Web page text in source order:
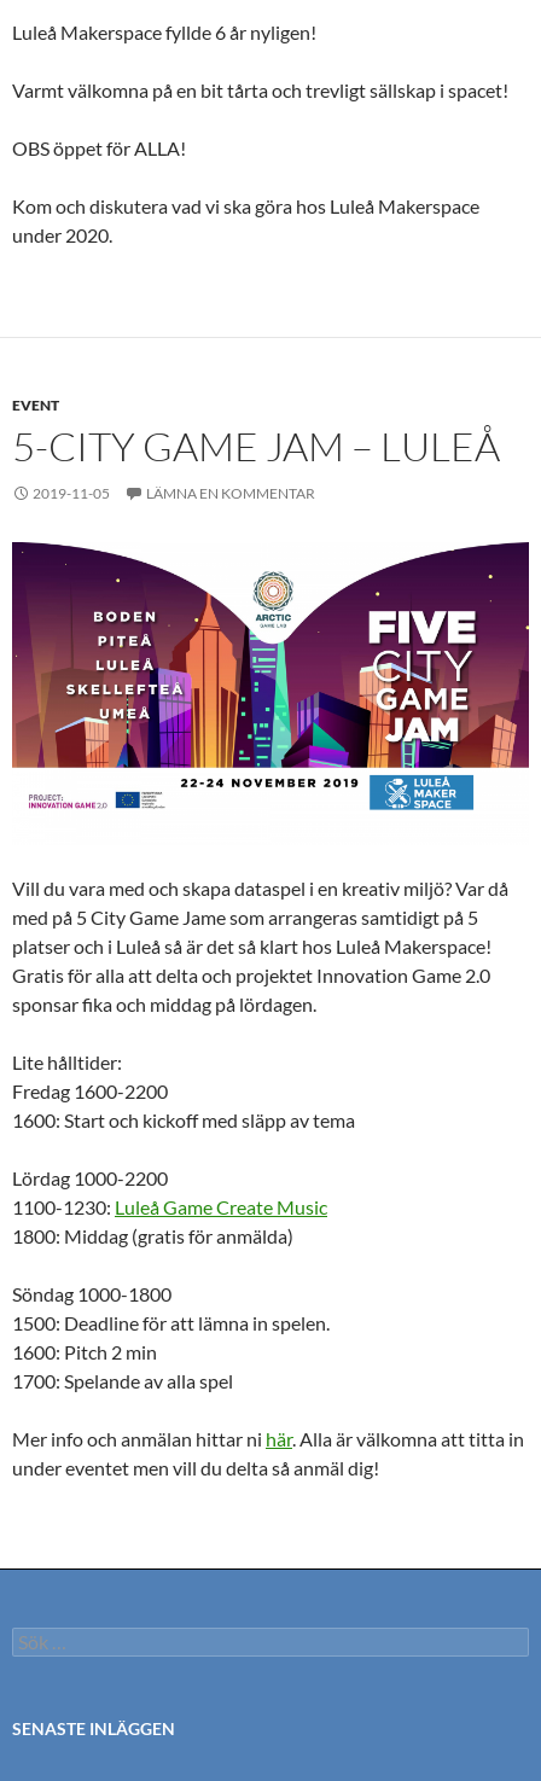
Luleå Makerspace fyllde 6 år nyligen!
Varmt välkomna på en bit tårta och trevligt sällskap i spacet!
OBS öppet för ALLA!
Kom och diskutera vad vi ska göra hos Luleå Makerspace
under 2020.
EVENT
5-CITY GAME JAM – LULEÅ
2019-11-05 LÄMNA EN KOMMENTAR
Vill du vara med och skapa dataspel i en kreativ miljö? Var då
med på 5 City Game Jame som arrangeras samtidigt på 5
platser och i Luleå så är det så klart hos Luleå Makerspace!
Gratis för alla att delta och projektet Innovation Game 2.0
sponsar fika och middag på lördagen.
Lite hålltider:
Fredag 1600-2200
1600: Start och kickoff med släpp av tema
Lördag 1000-2200
1100-1230: Luleå Game Create Music
1800: Middag (gratis för anmälda)
Söndag 1000-1800
1500: Deadline för att lämna in spelen.
1600: Pitch 2 min
1700: Spelande av alla spel
Mer info och anmälan hittar ni här. Alla är välkomna att titta in
under eventet men vill du delta så anmäl dig!
Sök
efter:
SENASTE INLÄGGEN